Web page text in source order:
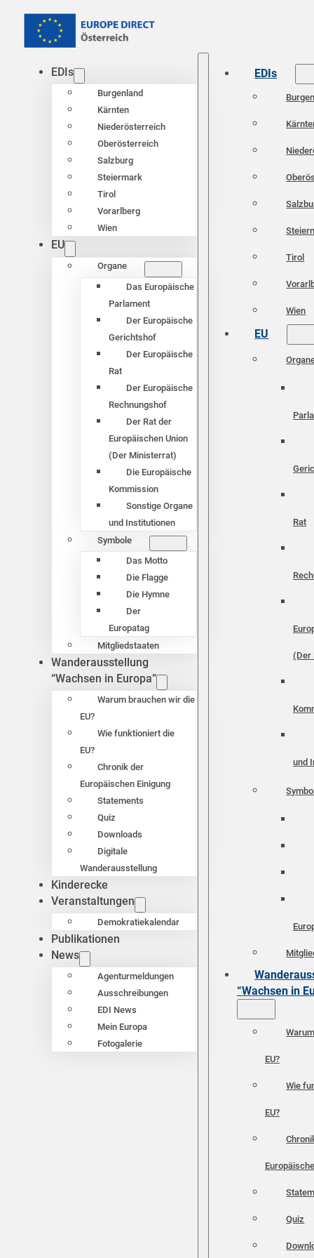
EDIs
Burgenland
Kärnten
Niederösterreich
Oberösterreich
Salzburg
Steiermark
Tirol
Vorarlberg
Wien
EU
Organe
Das Europäische
Parlament
Der Europäische
Gerichtshof
Der Europäische
Rat
Der Europäische
Rechnungshof
Der Rat der
Europäischen Union
(Der Ministerrat)
Die Europäische
Kommission
Sonstige Organe
und Institutionen
Symbole
Das Motto
Die Flagge
Die Hymne
Der
Europatag
Mitgliedstaaten
Wanderausstellung
“Wachsen in Europa”
Warum brauchen wir die
EU?
Wie funktioniert die
EU?
Chronik der
Europäischen Einigung
Statements
Quiz
Downloads
Digitale
Wanderausstellung
Kinderecke
Veranstaltungen
Demokratiekalendar
Publikationen
News
Agenturmeldungen
Ausschreibungen
EDI News
Mein Europa
Fotogalerie
EDIs
Tirol
Wien
EU
Rat
(Der
und
“Wachsen in
EU?
Wie
EU?
Quiz